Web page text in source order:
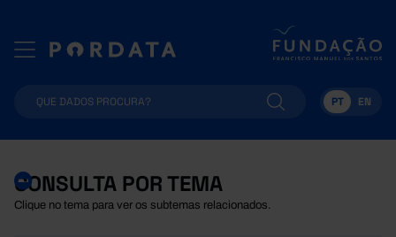
PT EN
CONSULTA POR TEMA
Clique no tema para ver os subtemas relacionados.